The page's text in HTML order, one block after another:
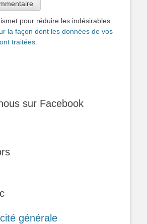
pour réduire les indésirables.
la façon dont les données de vos
traitées
sur Facebook
générale